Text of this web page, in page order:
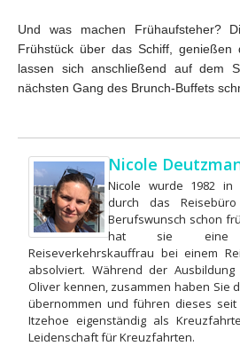
Und was machen Frühaufsteher?
Frühstück über das Schiff, genießen
lassen sich anschließend auf dem
nächsten Gang des Brunch-Buffets
Nicole
Nicole wurde 1982 in
durch das
Berufswunsch schon
hat sie eine
Reiseverkehrskauffrau bei einem
absolviert. Während der
Oliver kennen, zusammen haben Sie
übernommen und führen dieses seit
Itzehoe eigenständig als
Leidenschaft für Kreuzfahrten.